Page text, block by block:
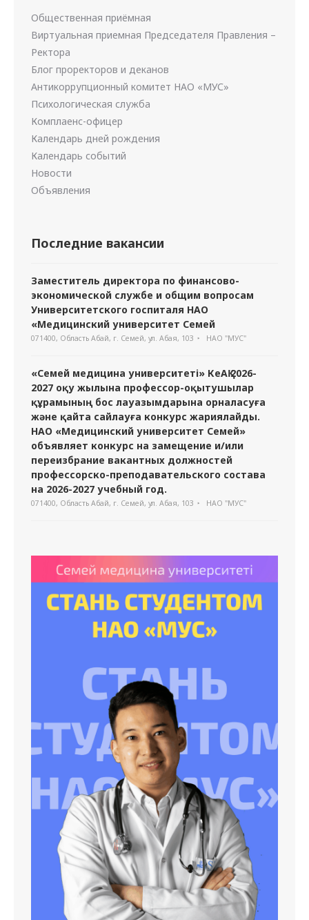
Общественная приёмная
Виртуальная приемная Председателя Правления –
Ректора
Блог проректоров и деканов
Антикоррупционный комитет НАО «МУС»
Психологическая служба
Комплаенс-офицер
Календарь дней рождения
Календарь событий
Новости
Объявления
Последние вакансии
Заместитель директора по финансово-
экономической службе и общим вопросам
Университетского госпиталя НАО
«Медицинский университет Семей
071400, Область Абай, г. Семей, ул. Абая, 103 НАО "МУС"
«Семей медицина университеті» КеАҚ 2026-
2027 оқу жылына профессор-оқытушылар
құрамының бос лауазымдарына орналасуға
және қайта сайлауға конкурс жариялайды.
НАО «Медицинский университет Семей»
объявляет конкурс на замещение и/или
переизбрание вакантных должностей
профессорско-преподавательского состава
на 2026-2027 учебный год.
071400, Область Абай, г. Семей, ул. Абая, 103 НАО "МУС"